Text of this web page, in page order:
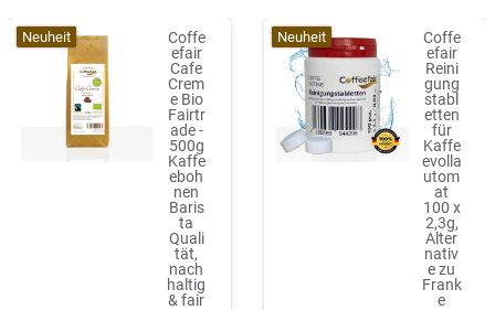
Neuheit
Coffe
efair
Cafe
Crem
e Bio
Fairtr
ade -
500g
Kaffe
eboh
nen
Baris
ta
Quali
tät,
nach
haltig
& fair
Neuheit
Coffe
efair
Reini
gung
stabl
etten
für
Kaffe
evolla
utom
at
100 x
2,3g,
Alter
nativ
e zu
Frank
e